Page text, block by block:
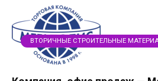
ВТОРИЧНЫЕ СТРОИТЕЛЬНЫЕ